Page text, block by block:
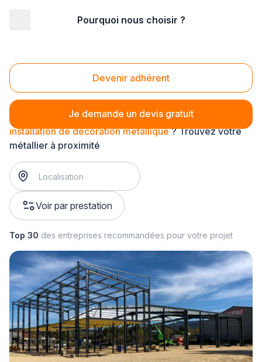
Pourquoi nous choisir ?
Devenir adhérent
Je demande un devis gratuit
Installation de décoration métallique
installation de décoration métallique? Trouvez votre
métallier à proximité
Voir par prestation
Top 30 des entreprises recommandées pour votre projet